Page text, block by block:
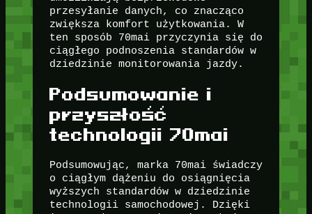
przesyłanie danych, co znacząco
zwiększa komfort użytkowania. W
ten sposób 70mai przyczynia się do
ciągłego podnoszenia standardów w
dziedzinie monitorowania jazdy.
Podsumowanie i
przyszłość
technologii 70mai
Podsumowując, marka 70mai świadczy
o ciągłym dążeniu do osiągnięcia
wyższych standardów w dziedzinie
technologii samochodowej. Dzięki